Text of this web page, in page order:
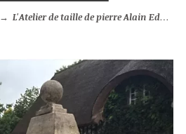
→ L'Atelier de taille de pierre Alain Edouard Bidal sur France 5